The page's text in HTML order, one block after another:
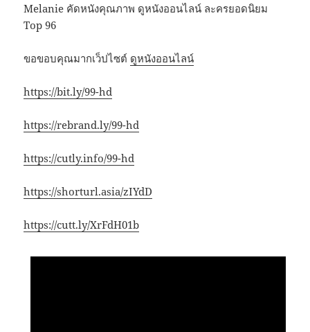
Melanie คัดหนังคุณภาพ ดูหนังออนไลน์ ละครยอดนิยม
Top 96
ขอขอบคุณมากเว็ปไซต์ ดูหนังออนไลน์
https://bit.ly/99-hd
https://rebrand.ly/99-hd
https://cutly.info/99-hd
https://shorturl.asia/zIYdD
https://cutt.ly/XrFdH01b